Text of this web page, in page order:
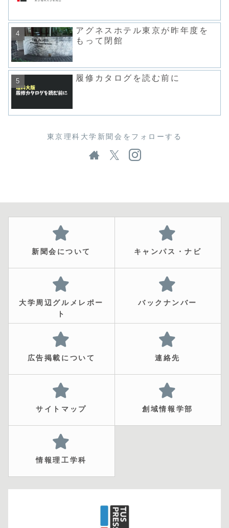
アグネスホテル東京が昨年度を
もって閉館
履修カタログを読む前に
東京理科大学新聞会をフォローする
新聞会について キャンパス・ナビ
大学周辺グルメレポー
ト
バックナンバー
広告掲載について 連絡先
サイトマップ 創域情報学部
情報理工学科